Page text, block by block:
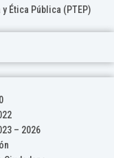
Ética Pública (PTEP)
– 2026